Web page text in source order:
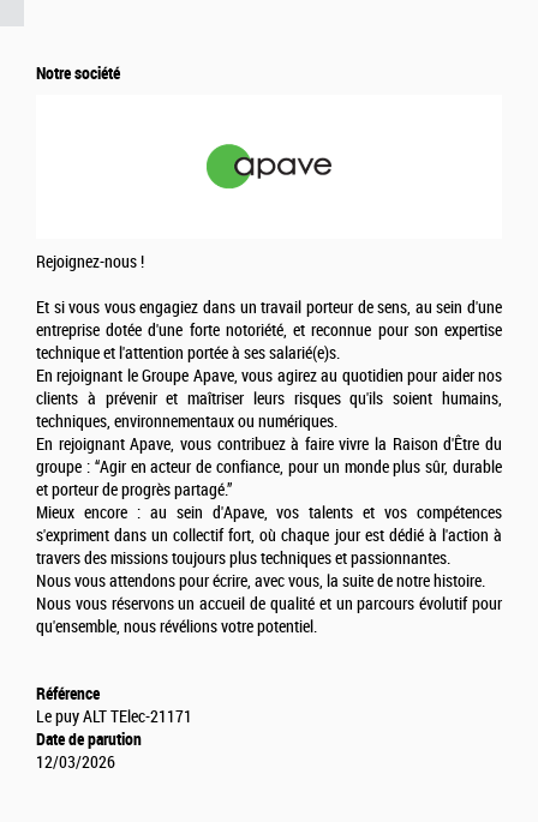
Notre société
Rejoignez-nous !
Et si vous vous engagiez dans un travail porteur de sens, au sein d'une
entreprise dotée d'une forte notoriété, et reconnue pour son expertise
technique et l'attention portée à ses salarié(e)s.
En rejoignant le Groupe Apave, vous agirez au quotidien pour aider nos
clients à prévenir et maîtriser leurs risques qu'ils soient humains,
techniques, environnementaux ou numériques.
En rejoignant Apave, vous contribuez à faire vivre la Raison d'Être du
groupe : “Agir en acteur de confiance, pour un monde plus sûr, durable
et porteur de progrès partagé.”
Mieux encore : au sein d'Apave, vos talents et vos compétences
s'expriment dans un collectif fort, où chaque jour est dédié à l'action à
travers des missions toujours plus techniques et passionnantes.
Nous vous attendons pour écrire, avec vous, la suite de notre histoire.
Nous vous réservons un accueil de qualité et un parcours évolutif pour
qu'ensemble, nous révélions votre potentiel.
Référence
Le puy ALT TElec-21171
Date de parution
12/03/2026